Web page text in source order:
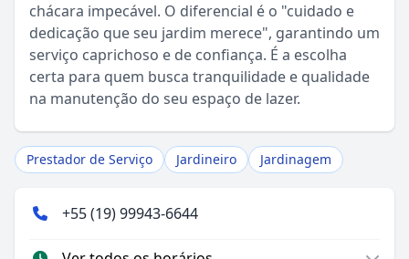
chácara impecável. O diferencial é o "cuidado e
dedicação que seu jardim merece", garantindo um
serviço caprichoso e de confiança. É a escolha
certa para quem busca tranquilidade e qualidade
na manutenção do seu espaço de lazer.
Prestador de Serviço Jardineiro Jardinagem
+55 (19) 99943-6644
Sou Turista em Águas da Prata
Sou Morador